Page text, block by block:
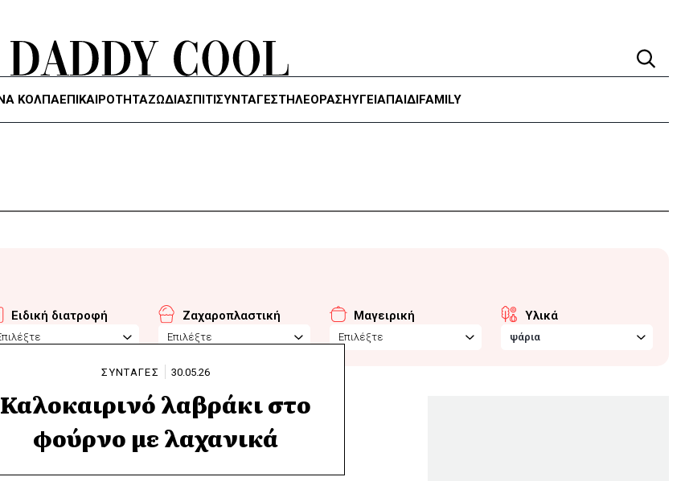
ΚΌΛΠΑΕΠΙΚΑΙΡΟΤΗΤΑΖΏΔΙΑΣΠΙΤΙΣΥΝΤΑΓΕΣΤΗΛΕΌΡΑΣΗΥΓΕΊΑΠΑΙΔΙFAMILY
Ειδική διατροφή Ζαχαροπλαστική
Επιλέξτε
Μαγειρική
Επιλέξτε
Υλικά
ψάρια
ΣΥΝΤΑΓΕΣ 30.05.26
Καλοκαιρινό λαβράκι στο
φούρνο με λαχανικά